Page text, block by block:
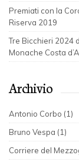
Premiati con la
Riserva 2019
Tre Bicchieri 2024
Monache Costa
Archivio
Antonio Corbo (1)
Bruno Vespa (1)
Corriere del